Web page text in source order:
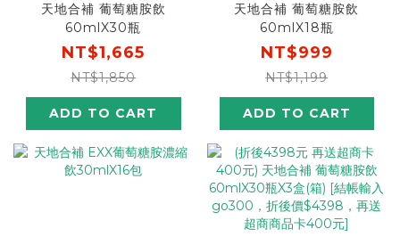
天地合補 葡萄糖胺飲
60mlX30瓶
NT$1,665
NT$1,850
ADD TO CART
天地合補 葡萄糖胺飲
60mlX18瓶
NT$999
NT$1,199
ADD TO CART